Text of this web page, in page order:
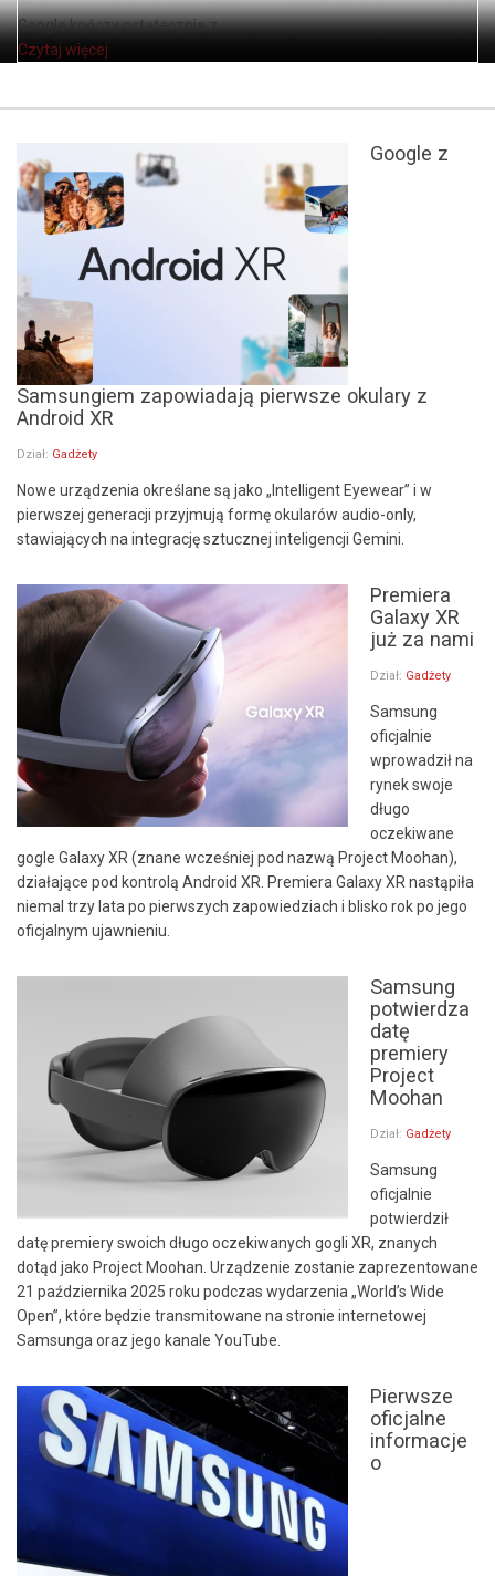
Google kończy ostatecznie z ...
Czytaj więcej
Google z
Samsungiem zapowiadają pierwsze okulary z
Android XR
Dział: Gadżety
Nowe urządzenia określane są jako „Intelligent Eyewear” i w
pierwszej generacji przyjmują formę okularów audio-only,
stawiających na integrację sztucznej inteligencji Gemini.
Premiera
Galaxy XR
już za nami
Dział: Gadżety
Samsung
oficjalnie
wprowadził na
rynek swoje
długo
oczekiwane
gogle Galaxy XR (znane wcześniej pod nazwą Project Moohan),
działające pod kontrolą Android XR. Premiera Galaxy XR nastąpiła
niemal trzy lata po pierwszych zapowiedziach i blisko rok po jego
oficjalnym ujawnieniu.
Samsung
potwierdza
datę
premiery
Project
Moohan
Dział: Gadżety
Samsung
oficjalnie
potwierdził
datę premiery swoich długo oczekiwanych gogli XR, znanych
dotąd jako Project Moohan. Urządzenie zostanie zaprezentowane
21 października 2025 roku podczas wydarzenia „World’s Wide
Open”, które będzie transmitowane na stronie internetowej
Samsunga oraz jego kanale YouTube.
Pierwsze
oficjalne
informacje
o